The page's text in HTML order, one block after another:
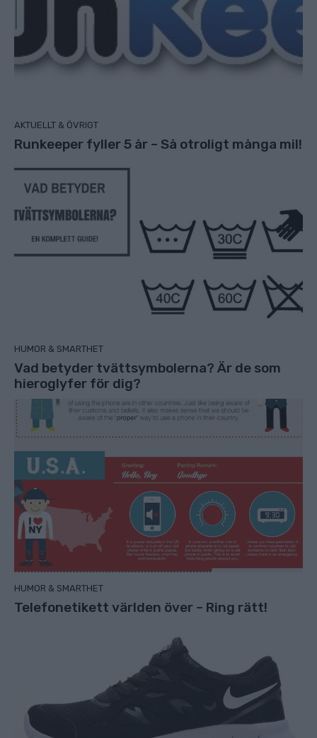
AKTUELLT & ÖVRIGT
Runkeeper fyller 5 år – Så otroligt många mil!
HUMOR & SMARTHET
Vad betyder tvättsymbolerna? Är de som
hieroglyfer för dig?
HUMOR & SMARTHET
Telefonetikett världen över – Ring rätt!